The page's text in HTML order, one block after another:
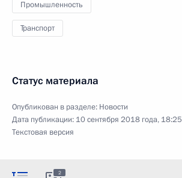
Промышленность
Транспорт
Статус материала
Опубликован в разделе: Новости
Дата публикации: 10 сентября 2018 года, 18:25
Текстовая версия
2